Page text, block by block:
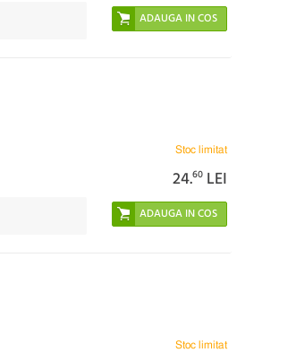
Stoc limitat
24.60 LEI
Stoc limitat